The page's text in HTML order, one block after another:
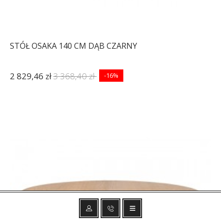
STÓŁ OSAKA 140 CM DĄB CZARNY
2 829,46 zł3 368,40 zł -16%